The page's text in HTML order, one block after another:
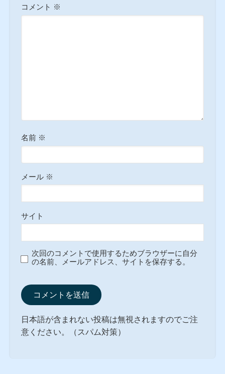
コメント ※
名前 ※
メール ※
サイト
次回のコメントで使用するためブラウザーに自分
の名前、メールアドレス、サイトを保存する。
日本語が含まれない投稿は無視されますのでご注
意ください。（スパム対策）